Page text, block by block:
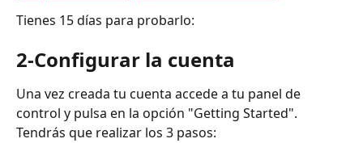
Tienes 15 días para probarlo:
2-Configurar la cuenta
Una vez creada tu cuenta accede a tu panel de
control y pulsa en la opción "Getting Started".
Tendrás que realizar los 3 pasos: